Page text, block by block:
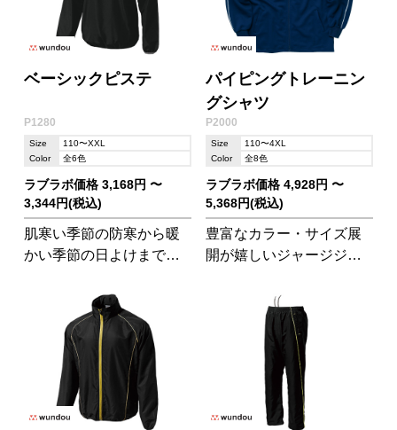
ベーシックピステ
P1280
Size
110〜XXL
Color
全6色
ラブラボ価格 3,168円 〜
3,344円(税込)
肌寒い季節の防寒から暖
かい季節の日よけまで、
アイテムです。チームで
揃えれば団結力アップ間
違いなし!
パイピングトレーニン
グシャツ
P2000
Size
110〜4XL
Color
全8色
ラブラボ価格 4,928円 〜
5,368円(税込)
豊富なカラー・サイズ展
開が嬉しいジャージジャ
トレーニングパンツ
(P2050)やパイピングハー
フパンツ(P2080)とセット